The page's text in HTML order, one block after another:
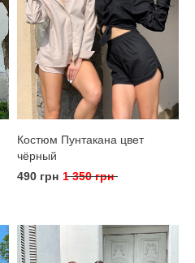
Костюм Пунтакана цвет
чёрный
490 грн 1 350 грн